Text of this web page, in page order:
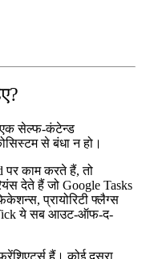
एक सेल्फ-कंटेन्ड
से बंधा न हो।
काम करते हैं, तो
देते हैं जो Google Tasks
प्रायोरिटी फ्लैग्स
ये सब आउट-ऑफ-द-